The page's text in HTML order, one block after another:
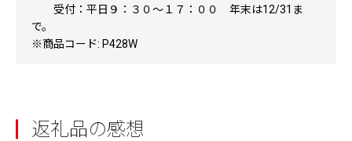
受付：平日９：３０～１７：００ 年末は12/31ま
で。
※商品コード: P428W
返礼品の感想